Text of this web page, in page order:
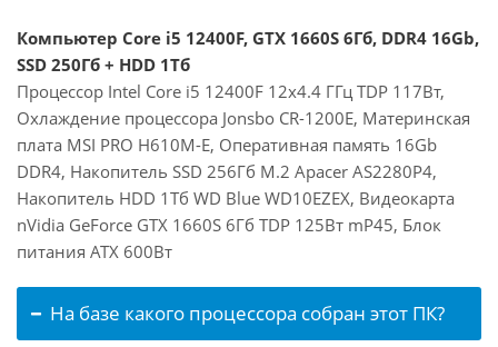
Компьютер Core i5 12400F, GTX 1660S 6Гб, DDR4 16Gb,
SSD 250Гб + HDD 1Тб
Процессор Intel Core i5 12400F 12x4.4 ГГц TDP 117Вт,
Охлаждение процессора Jonsbo CR-1200E, Материнская
плата MSI PRO H610M-E, Оперативная память 16Gb
DDR4, Накопитель SSD 256Гб M.2 Apacer AS2280P4,
Накопитель HDD 1Тб WD Blue WD10EZEX, Видеокарта
nVidia GeForce GTX 1660S 6Гб TDP 125Вт mP45, Блок
питания ATX 600Вт
На базе какого процессора собран этот ПК?